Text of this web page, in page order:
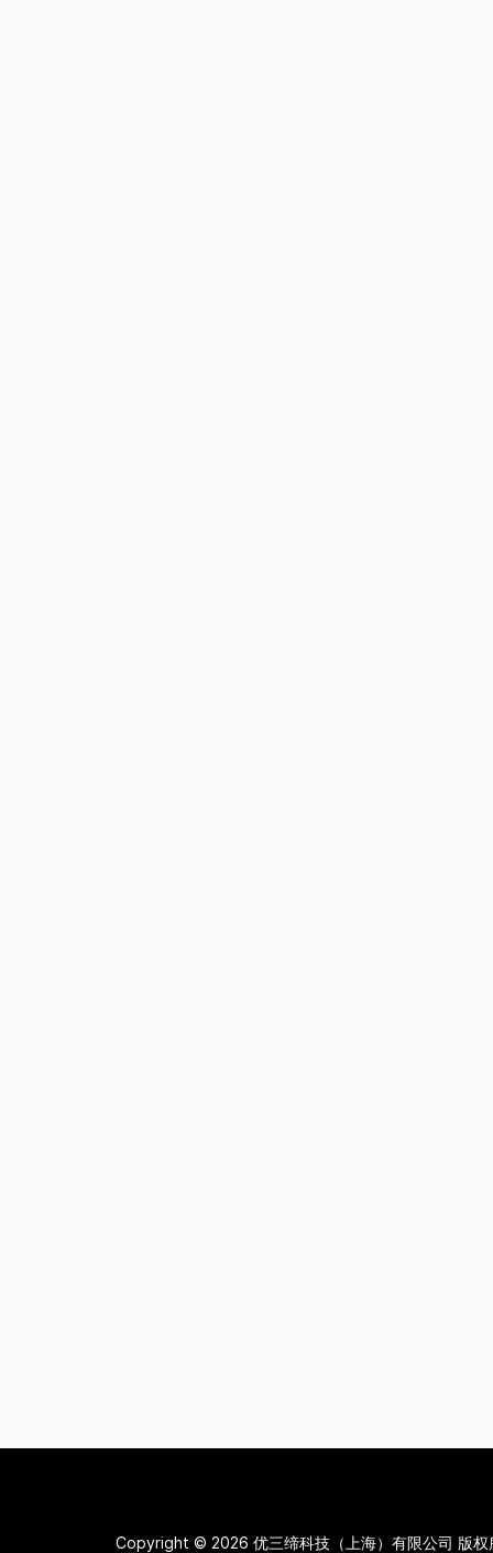
Copyright © 2026 优三缔科技（上海）有限公司 版权